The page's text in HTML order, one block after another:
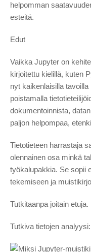
helpomman
esteitä.
Edut
Vaikka Jupyter on
kirjoitettu kielillä, kuten
nyt kaikenlaisilla
poistamalla
dokumentoinnista,
paljon helpompaa,
Tietotieteen harrastaja
olennainen osa minkä
työkalupakkia. Se sopii
tekemiseen ja
Tutkitaanpa joitain etuja.
Tutkiva tietojen analyysi: